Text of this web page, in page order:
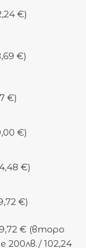
€)
€)
€)
€)
€)
€)
€ (второ
200лв./ 102,24